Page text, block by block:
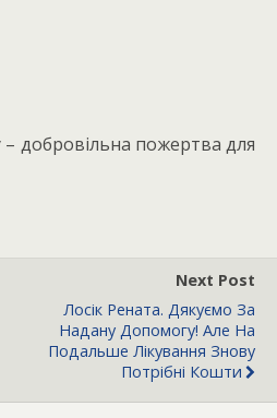
добровільна пожертва для
Next Post
Лосік Рената. Дякуємо За
Надану Допомогу! Але На
Подальше Лікування Знову
Потрібні Кошти